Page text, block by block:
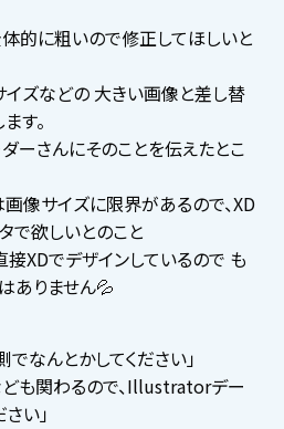
的に粗いので修正してほしいと
ズなどの 大きい画像と差し替
す。
ーさんにそのことを伝えたとこ
像サイズに限界があるので、XD
欲しいとのこと
接XDでデザインしているので も
ありません💦
なんとかしてください」
も関わるので、Illustratorデー
い」